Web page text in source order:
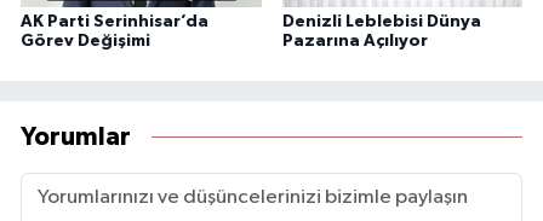
AK Parti Serinhisar’da
Görev Değişimi
Denizli Leblebisi Dünya
Pazarına Açılıyor
Yorumlar